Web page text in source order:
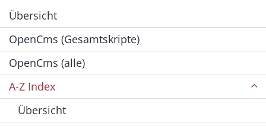
Übersicht
OpenCms (Gesamtskripte)
OpenCms (alle)
A-Z Index
Übersicht